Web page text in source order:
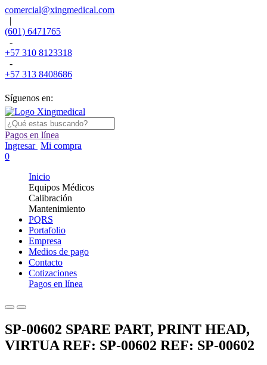
comercial@xingmedical.com
|
(601) 6471765
-
+57 310 8123318
-
+57 313 8408686
Síguenos en:
Pagos en línea
Ingresar Mi compra
0
Inicio
Equipos Médicos
Calibración
Mantenimiento
PQRS
Portafolio
Empresa
Medios de pago
Contacto
Cotizaciones
Pagos en línea
SP-00602 SPARE PART, PRINT HEAD,
VIRTUA REF: SP-00602 REF: SP-00602